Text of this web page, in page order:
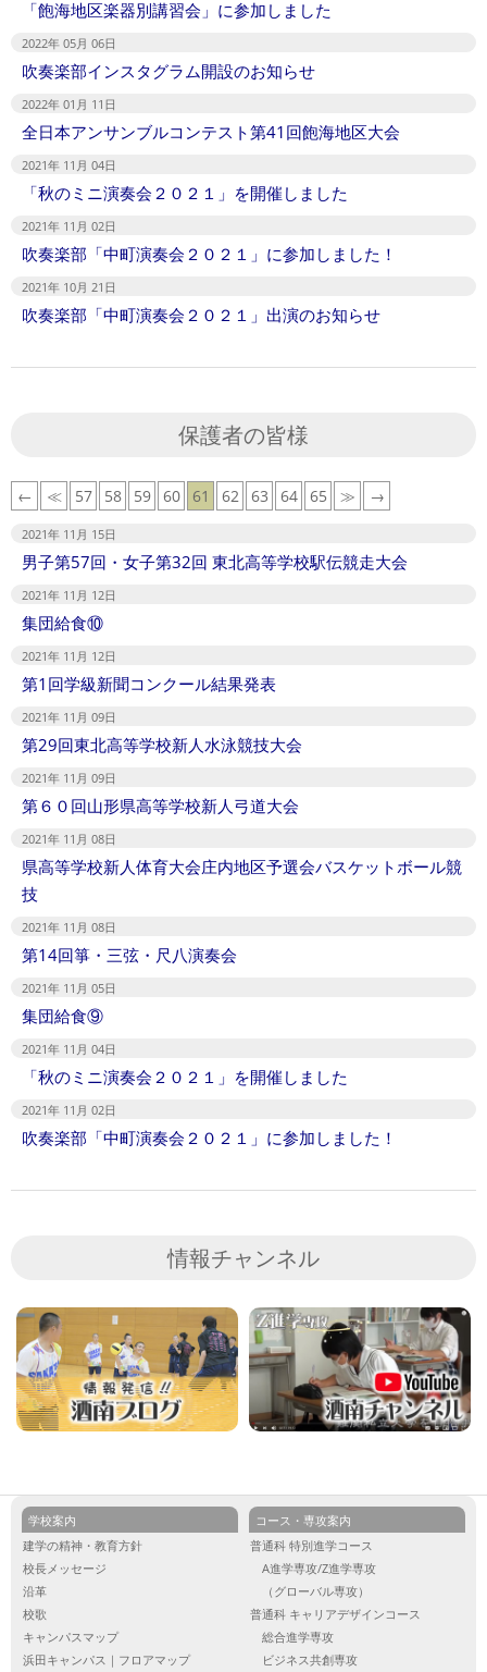
「飽海地区楽器別講習会」に参加しました
2022年 05月 06日
吹奏楽部インスタグラム開設のお知らせ
2022年 01月 11日
全日本アンサンブルコンテスト第41回飽海地区大会
2021年 11月 04日
「秋のミニ演奏会２０２１」を開催しました
2021年 11月 02日
吹奏楽部「中町演奏会２０２１」に参加しました！
2021年 10月 21日
吹奏楽部「中町演奏会２０２１」出演のお知らせ
保護者の皆様
← ≪ 57 58 59 60 61 62 63 64 65 ≫ →
2021年 11月 15日
男子第57回・女子第32回 東北高等学校駅伝競走大会
2021年 11月 12日
集団給食⑩
2021年 11月 12日
第1回学級新聞コンクール結果発表
2021年 11月 09日
第29回東北高等学校新人水泳競技大会
2021年 11月 09日
第６０回山形県高等学校新人弓道大会
2021年 11月 08日
県高等学校新人体育大会庄内地区予選会バスケットボール競
技
2021年 11月 08日
第14回箏・三弦・尺八演奏会
2021年 11月 05日
集団給食⑨
2021年 11月 04日
「秋のミニ演奏会２０２１」を開催しました
2021年 11月 02日
吹奏楽部「中町演奏会２０２１」に参加しました！
情報チャンネル
学校案内
建学の精神・教育方針
校長メッセージ
沿革
校歌
キャンパスマップ
浜田キャンパス｜フロアマップ
コース・専攻案内
普通科 特別進学コース
A進学専攻/Z進学専攻
（グローバル専攻）
普通科 キャリアデザインコース
総合進学専攻
ビジネス共創専攻